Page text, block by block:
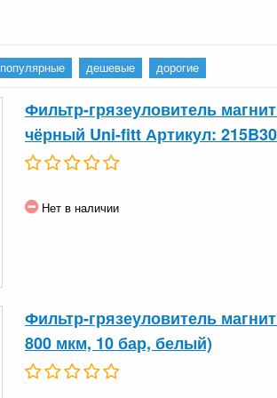
популярные дешевые дорогие
Фильтр-грязеуловитель
чёрный Uni-fitt Артикул:
Нет в наличии
Фильтр-грязеуловитель
800 мкм, 10 бар, белый)